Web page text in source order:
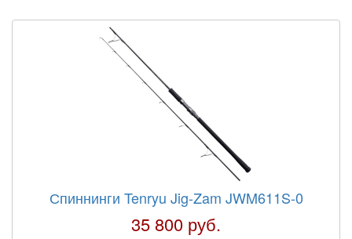
Спиннинги Tenryu Jig-Zam JWM611S-0
35 800 руб.